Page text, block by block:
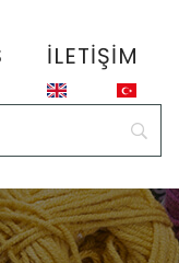
İLETIŞIM